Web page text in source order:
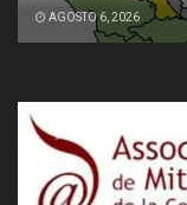
AGOSTO 6, 2026